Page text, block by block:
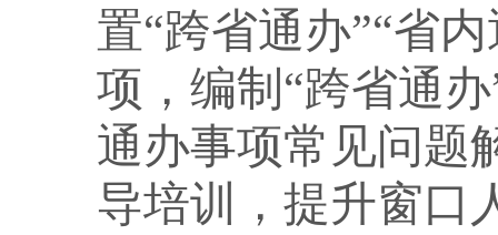
置“跨省通办”“省
项，编制“跨省通
通办事项常见问题
导培训，提升窗口